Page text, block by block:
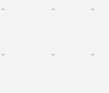
- - -
- - -